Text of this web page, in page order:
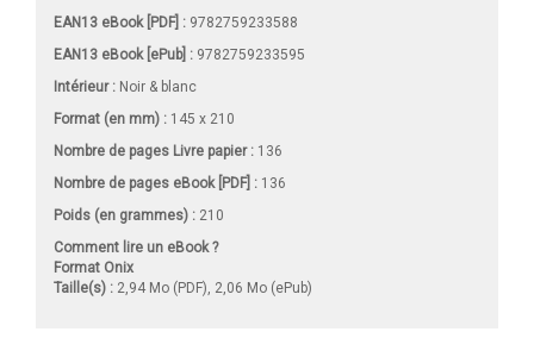
EAN13 eBook [PDF] : 9782759233588
EAN13 eBook [ePub] : 9782759233595
Intérieur : Noir & blanc
Format (en mm) : 145 x 210
Nombre de pages Livre papier: 136
Nombre de pages eBook [PDF] : 136
Poids (en grammes) : 210
Comment lire un eBook ?
Format Onix
Taille(s) : 2,94 Mo (PDF), 2,06 Mo (ePub)